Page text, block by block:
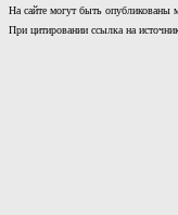
На сайте могут быть опубликованы
При цитировании ссылка на